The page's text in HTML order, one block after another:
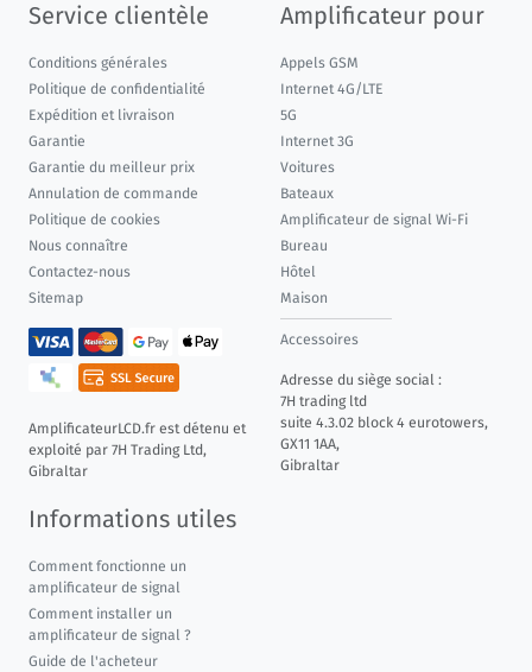
Service clientèle
Conditions générales
Politique de confidentialité
Expédition et livraison
Garantie
Garantie du meilleur prix
Annulation de commande
Politique de cookies
Nous connaître
Contactez-nous
Sitemap
AmplificateurLCD.fr est détenu et
exploité par 7H Trading Ltd,
Gibraltar
Amplificateur pour
Appels GSM
Internet 4G/LTE
5G
Internet 3G
Voitures
Bateaux
Amplificateur de signal Wi-Fi
Bureau
Hôtel
Maison
Accessoires
Adresse du siège social :
7H trading ltd
suite 4.3.02 block 4 eurotowers,
GX11 1AA,
Gibraltar
Informations utiles
Comment fonctionne un
amplificateur de signal
Comment installer un
amplificateur de signal ?
Guide de l'acheteur